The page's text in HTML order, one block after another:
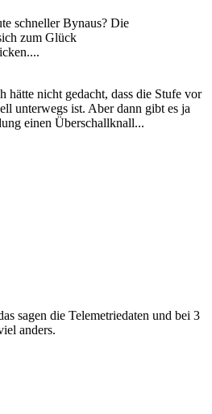
schneller Bynaus? Die
zum Glück
hätte nicht gedacht, dass die Stufe vor
unterwegs ist. Aber dann gibt es ja
einen Überschallknall...
sagen die Telemetriedaten und bei 3
anders.